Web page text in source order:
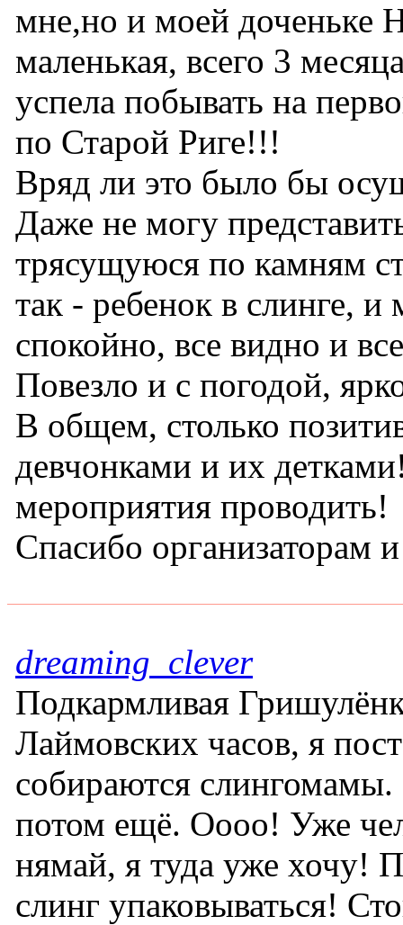
мне,но и моей доченьке
маленькая, всего 3
успела побывать на
по Старой Риге!!!
Вряд ли это было бы
Даже не могу
трясущуюся по камням
так - ребенок в слинге,
спокойно, все видно и
Повезло и с погодой,
В общем, столько
девчонками и их
мероприятия проводить!
Спасибо организаторам
dreaming_clever
Подкармливая
Лаймовских часов, я
собираются
потом ещё. Оооо! Уже
нямай, я туда уже хочу!
слинг упаковываться!